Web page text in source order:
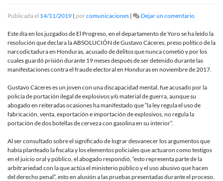
Publicada el 14/11/2019 | porcomunicaciones | Dejar un comentarioen
Gustavo
Cáceres
preso
político
de
de
Honduras
Este día en los juzgados de El Progreso, en el departamento de Yoro se ha leído la
resolución que declara la ABSOLUCIÓN de Gustavo Cáceres, preso político de la
narcodictadura en Honduras, acusado de delitos que nunca cometió y por los
cuales guardó prisión durante 19 meses después de ser detenido durante las
manifestaciones contra el fraude electoral en Honduras en noviembre de 2017.
Gustavo Cáceres es un joven con una discapacidad mental, fue acusado por la
policía de portación ilegal de explosivos y/o material de guerra, aunque su
abogado en reiteradas ocasiones ha manifestado que “la ley regula el uso de
fabricación, venta, exportación e importación de explosivos, no regula la
portación de dos botellas de cerveza con gasolina en su interior”.
Al ser consultado sobre el significado de lograr desvanecer los argumentos que
había planteado la fiscalía y los elementos policiales que actuaron como testigos
en el juicio oral y público, el abogado respondió, “esto representa parte de la
arbitrariedad con la que actúa el ministerio público y el uso abusivo que hacen
del derecho penal”, esto en alusión a las pruebas presentadas durante el proceso.